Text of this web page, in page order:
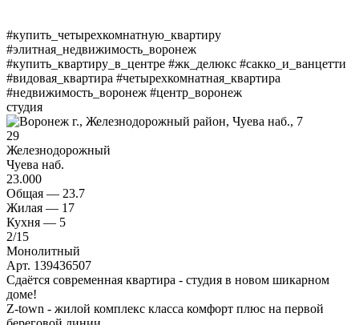
#купить_четырехкомнатную_квартиру
#элитная_недвижимость_воронеж
#купить_квартиру_в_центре #жк_делюкс #сакко_и_ванцетти
#видовая_квартира #четырехкомнатная_квартира
#недвижимость_воронеж #центр_воронеж
студия
29
Железнодорожный
Чуева наб.
23.000
Общая — 23.7
Жилая — 17
Кухня — 5
2/15
Монолитный
Арт. 139436507
Сдаётся современная квартира - студия в новом шикарном
доме!
Z-tоwn - жилoй комплeкс классa комфoрт плюс на пeрвой